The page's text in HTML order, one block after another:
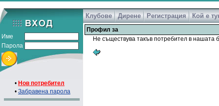
Games
Име
Парола
• Нов потребител
• Забравена парола
Клубове Дирене Регистрация Кой е
Профил за
Не съществува такъв потребител в нашата